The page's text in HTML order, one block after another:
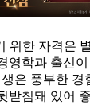
위한 자격은
영학과 출신
은 풍부한 경
받침돼 있어